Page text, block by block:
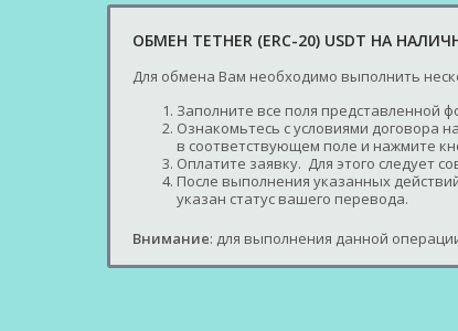
ОБМЕН TETHER (ERC-20) USDT НА
Для обмена Вам необходимо выполнить
Заполните все поля представленной
Ознакомьтесь с условиями договора
в соответствующем поле и нажмите
Оплатите заявку. Для этого следует
После выполнения указанных
указан статус вашего перевода.
Внимание: для выполнения данной